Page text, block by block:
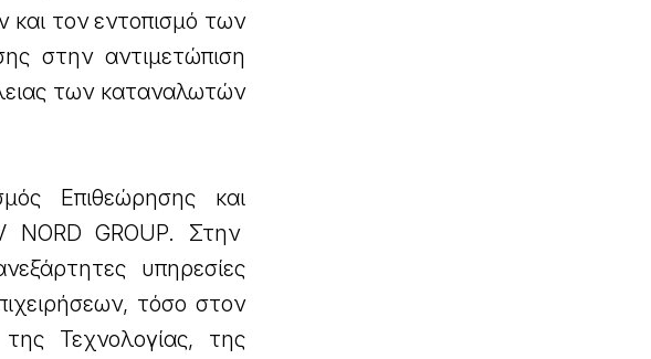
τον εντοπισμό των
στην αντιμετώπιση
των καταναλωτών
Επιθεώρησης και
NORD GROUP. Στην
υπηρεσίες
τόσο στον
Τεχνολογίας, της